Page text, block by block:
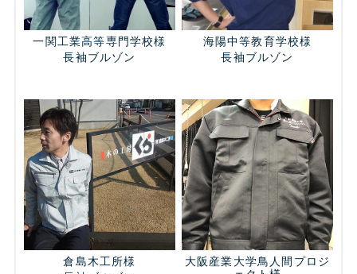
一関工業高等専門学校様
長袖ブルゾン
海陽中等教育学校様
長袖ブルゾン
倉島木工所様
大阪産業大学鳥人間プロジ